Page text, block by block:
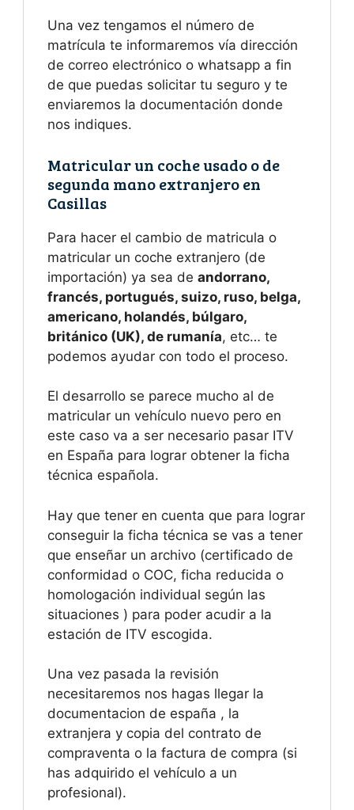
Una vez tengamos el número de
matrícula te informaremos vía dirección
de correo electrónico o whatsapp a fin
de que puedas solicitar tu seguro y te
enviaremos la documentación donde
nos indiques.
Matricular un coche usado o de
segunda mano extranjero en
Casillas
Para hacer el cambio de matricula o
matricular un coche extranjero (de
importación) ya sea de andorrano,
francés, portugués, suizo, ruso, belga,
americano, holandés, búlgaro,
británico (UK), de rumanía, etc… te
podemos ayudar con todo el proceso.
El desarrollo se parece mucho al de
matricular un vehículo nuevo pero en
este caso va a ser necesario pasar ITV
en España para lograr obtener la ficha
técnica española.
Hay que tener en cuenta que para lograr
conseguir la ficha técnica se vas a tener
que enseñar un archivo (certificado de
conformidad o COC, ficha reducida o
homologación individual según las
situaciones ) para poder acudir a la
estación de ITV escogida.
Una vez pasada la revisión
necesitaremos nos hagas llegar la
documentacion de españa , la
extranjera y copia del contrato de
compraventa o la factura de compra (si
has adquirido el vehículo a un
profesional).